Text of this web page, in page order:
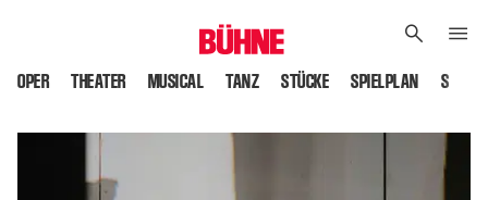
OPER THEATER MUSICAL TANZ STÜCKE SPIELPLAN